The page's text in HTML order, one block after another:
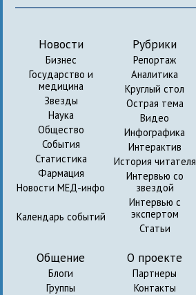
Новости
Бизнес
Государство и
медицина
Звезды
Наука
Общество
События
Статистика
Фармация
Новости МЕД-инфо
Календарь событий
Рубрики
Репортаж
Аналитика
Круглый стол
Острая тема
Видео
Инфографика
Интерактив
История читателя
Интервью со
звездой
Интервью с
экспертом
Статьи
Общение
Блоги
Группы
О проекте
Партнеры
Контакты